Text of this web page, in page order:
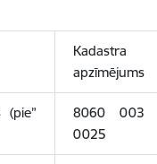
Kadastra
apzīmējums
(pie”
8060 003
0025